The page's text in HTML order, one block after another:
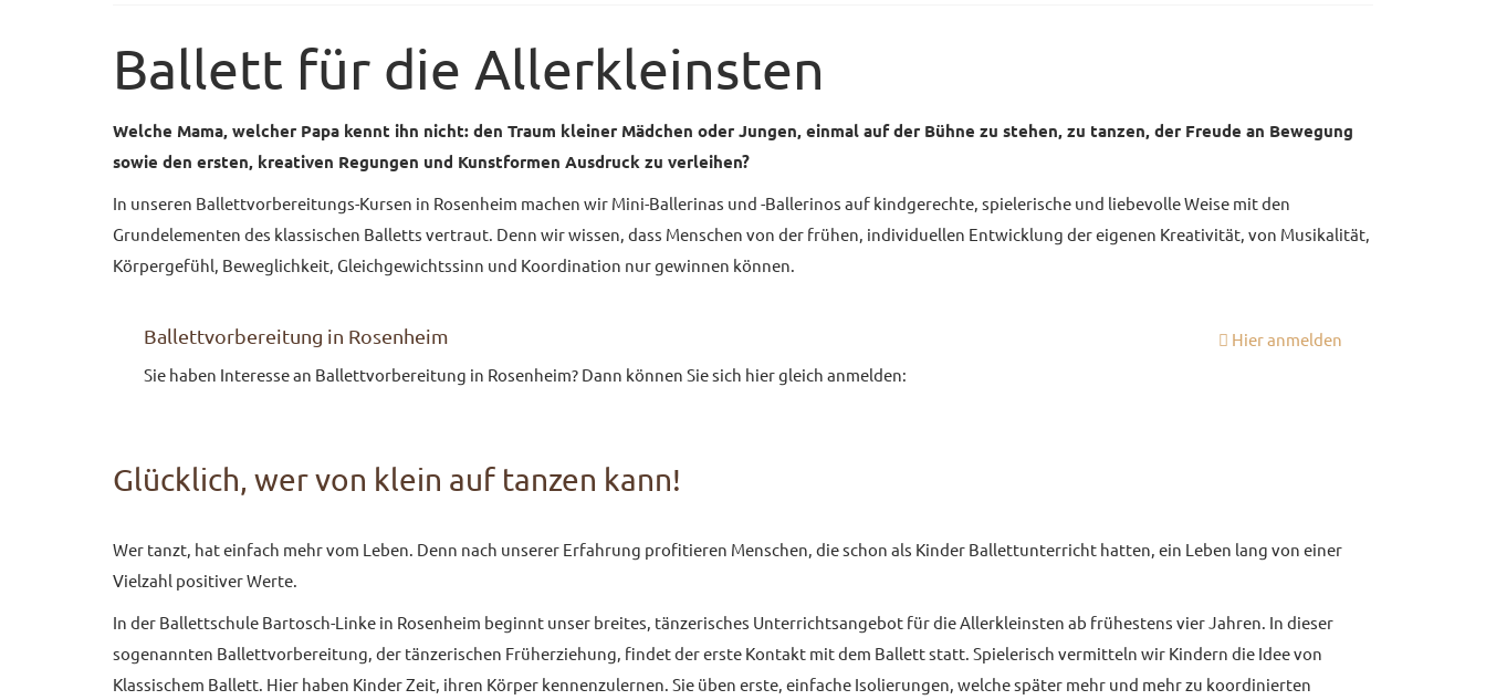
Ballett für die Allerkleinsten
Welche Mama, welcher Papa kennt ihn nicht: den Traum kleiner Mädchen oder Jungen, einmal auf der Bühne zu stehen, zu tanzen, der Freude an Bewegung
sowie den ersten, kreativen Regungen und Kunstformen Ausdruck zu verleihen?
In unseren Ballettvorbereitungs-Kursen in Rosenheim machen wir Mini-Ballerinas und -Ballerinos auf kindgerechte, spielerische und liebevolle Weise mit den
Grundelementen des klassischen Balletts vertraut. Denn wir wissen, dass Menschen von der frühen, individuellen Entwicklung der eigenen Kreativität, von Musikalität,
Körpergefühl, Beweglichkeit, Gleichgewichtssinn und Koordination nur gewinnen können.
Ballettvorbereitung in Rosenheim
Sie haben Interesse an Ballettvorbereitung in Rosenheim? Dann können Sie sich hier gleich anmelden:
Hier anmelden
Glücklich, wer von klein auf tanzen kann!
Wer tanzt, hat einfach mehr vom Leben. Denn nach unserer Erfahrung profitieren Menschen, die schon als Kinder Ballettunterricht hatten, ein Leben lang von einer
Vielzahl positiver Werte.
In der Ballettschule Bartosch-Linke in Rosenheim beginnt unser breites, tänzerisches Unterrichtsangebot für die Allerkleinsten ab frühestens vier Jahren. In dieser
sogenannten Ballettvorbereitung, der tänzerischen Früherziehung, findet der erste Kontakt mit dem Ballett statt. Spielerisch vermitteln wir Kindern die Idee von
Klassischem Ballett. Hier haben Kinder Zeit, ihren Körper kennenzulernen. Sie üben erste, einfache Isolierungen, welche später mehr und mehr zu koordinierten